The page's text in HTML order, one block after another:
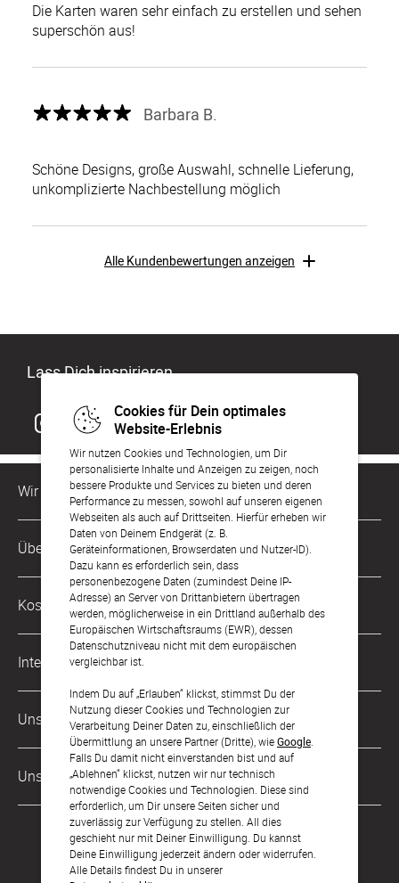
Cookies für Dein optimales
Website-Erlebnis
Wir nutzen Cookies und Technologien, um Dir
personalisierte Inhalte und Anzeigen zu zeigen, noch
bessere Produkte und Services zu bieten und deren
Performance zu messen, sowohl auf unseren eigenen
Webseiten als auch auf Drittseiten. Hierfür erheben wir
Daten von Deinem Endgerät (z. B.
Geräteinformationen, Browserdaten und Nutzer-ID).
Dazu kann es erforderlich sein, dass
personenbezogene Daten (zumindest Deine IP-
Adresse) an Server von Drittanbietern übertragen
werden, möglicherweise in ein Drittland außerhalb des
Europäischen Wirtschaftsraums (EWR), dessen
Datenschutzniveau nicht mit dem europäischen
vergleichbar ist.
Indem Du auf „Erlauben“ klickst, stimmst Du der
Nutzung dieser Cookies und Technologien zur
Verarbeitung Deiner Daten zu, einschließlich der
Übermittlung an unsere Partner (Dritte), wieGoogle
Falls Du damit nicht einverstanden bist und auf
„Ablehnen“ klickst, nutzen wir nur technisch
notwendige Cookies und Technologien. Diese sind
erforderlich, um Dir unsere Seiten sicher und
zuverlässig zur Verfügung zu stellen. All dies
geschieht nur mit Deiner Einwilligung. Du kannst
Deine Einwilligung jederzeit ändern oder widerrufen.
Alle Details findest Du in unserer
Die Karten waren sehr einfach zu erstellen und sehen
superschön aus!
Barbara B.
Schöne Designs, große Auswahl, schnelle Lieferung,
unkomplizierte Nachbestellung möglich
Alle Kundenbewertungen anzeigen
Lass Dich inspirieren
Wir sind für Dich da
Kundenservice-Hotline
0221 956 725 10
Mo. - Fr. von 9 bis 17 Uhr
kontakt@sendmoments.de
Über Uns
Philosophie
Karriere
Impressum
AGB & Widerrufsrecht
Zahlung & Versand
Datenschutz
Barrierefreiheitserklärung
LLM's
Kostenlose Services
Musterkarten
Digitale Gästelisten
FAQ & Hilfe
International
Österreich
Schweiz
Frankreich
Unsere Zahlungsarten
Unsere Partner